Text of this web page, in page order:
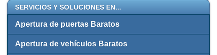
SERVICIOS Y SOLUCIONES EN...
Apertura de puertas Baratos
Apertura de vehículos Baratos